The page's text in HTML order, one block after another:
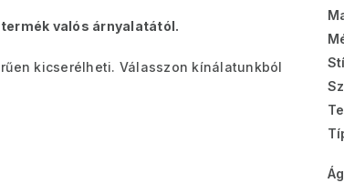
valós árnyalatától.
kicserélheti. Válasszon kínálatunkból